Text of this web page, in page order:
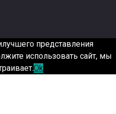
представления
использовать сайт, мы
Ok